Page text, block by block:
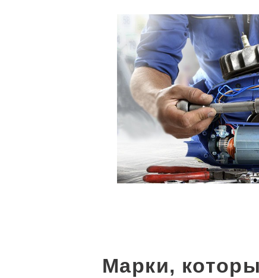
Марки,